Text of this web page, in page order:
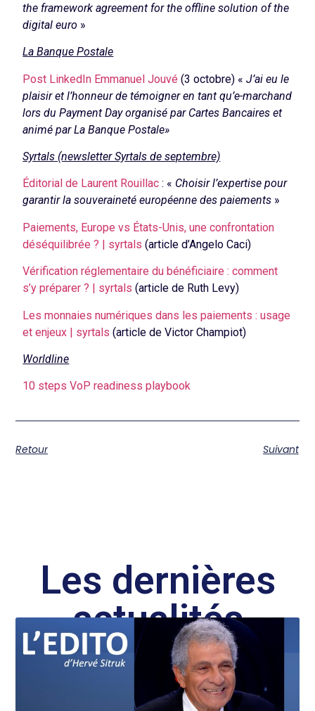
the framework agreement for the offline solution of the
digital euro »
La Banque Postale
Post LinkedIn Emmanuel Jouvé (3 octobre) «J’ai eu le
plaisir et l’honneur de témoigner en tant qu’e-marchand
lors du Payment Day organisé par Cartes Bancaires et
animé par La Banque Postale»
Syrtals (newsletter Syrtals de septembre)
Éditorial de Laurent Rouillac: « Choisir l’expertise pour
garantir la souveraineté européenne des paiements »
Paiements, Europe vs États-Unis, une confrontation
déséquilibrée ? | syrtals (article d’Angelo Caci)
Vérification réglementaire du bénéficiaire : comment
s’y préparer ? | syrtals (article de Ruth Levy)
Les monnaies numériques dans les paiements : usage
et enjeux | syrtals (article de Victor Champiot)
Worldline
10 steps VoP readiness playbook
Retour Suivant
Les dernières
actualités